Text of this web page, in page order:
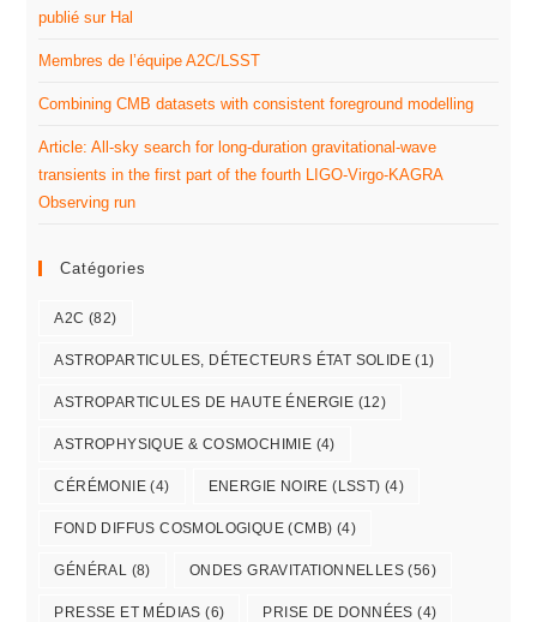
publié sur Hal
Membres de l’équipe A2C/LSST
Combining CMB datasets with consistent foreground modelling
Article: All-sky search for long-duration gravitational-wave
transients in the first part of the fourth LIGO-Virgo-KAGRA
Observing run
Catégories
A2C (82)
ASTROPARTICULES, DÉTECTEURS ÉTAT SOLIDE (1)
ASTROPARTICULES DE HAUTE ÉNERGIE (12)
ASTROPHYSIQUE & COSMOCHIMIE (4)
CÉRÉMONIE (4) ENERGIE NOIRE (LSST) (4)
FOND DIFFUS COSMOLOGIQUE (CMB) (4)
GÉNÉRAL (8) ONDES GRAVITATIONNELLES (56)
PRESSE ET MÉDIAS (6) PRISE DE DONNÉES (4)